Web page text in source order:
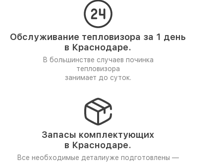
Обслуживание тепловизора за 1 день
в Краснодаре.
В большинстве случаев починка
тепловизора
занимает до суток.
Запасы комплектующих
в Краснодаре.
Все необходимые деталиуже подготовлены —